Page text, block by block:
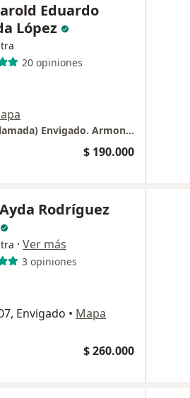
Eduardo
López
20 opiniones
Consulta en Línea (videollamada) Envigado. Armonía y Salud Mental.
$ 190.000
Rodríguez
· Ver más
3 opiniones
Envigado • Mapa
$ 260.000